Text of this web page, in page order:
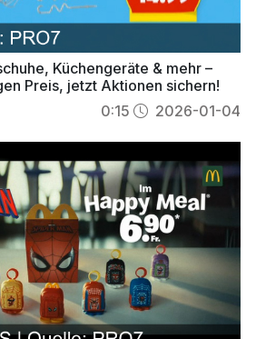
Küchengeräte & mehr –
Preis, jetzt Aktionen sichern!
0:15 2026-01-04